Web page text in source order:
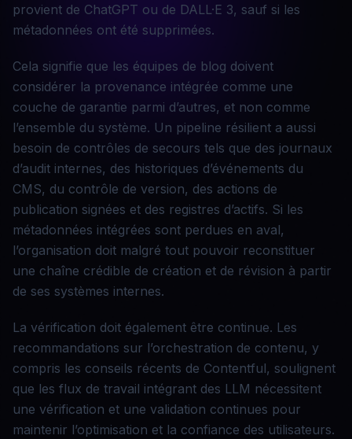
provient de ChatGPT ou de DALL·E 3, sauf si les
métadonnées ont été supprimées.
Cela signifie que les équipes de blog doivent
considérer la provenance intégrée comme une
couche de garantie parmi d’autres, et non comme
l’ensemble du système. Un pipeline résilient a aussi
besoin de contrôles de secours tels que des journaux
d’audit internes, des historiques d’événements du
CMS, du contrôle de version, des actions de
publication signées et des registres d’actifs. Si les
métadonnées intégrées sont perdues en aval,
l’organisation doit malgré tout pouvoir reconstituer
une chaîne crédible de création et de révision à partir
de ses systèmes internes.
La vérification doit également être continue. Les
recommandations sur l’orchestration de contenu, y
compris les conseils récents de Contentful, soulignent
que les flux de travail intégrant des LLM nécessitent
une vérification et une validation continues pour
maintenir l’optimisation et la confiance des utilisateurs.